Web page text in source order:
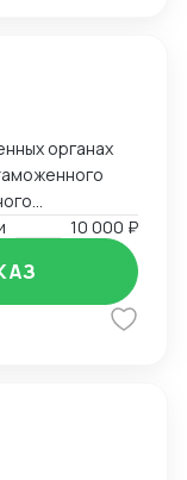
органах
-
10 000 ₽